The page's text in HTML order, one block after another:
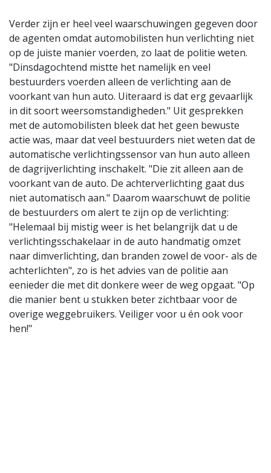
Verder zijn er heel veel waarschuwingen gegeven door
de agenten omdat automobilisten hun verlichting niet
op de juiste manier voerden, zo laat de politie weten.
"Dinsdagochtend mistte het namelijk en veel
bestuurders voerden alleen de verlichting aan de
voorkant van hun auto. Uiteraard is dat erg gevaarlijk
in dit soort weersomstandigheden." Uit gesprekken
met de automobilisten bleek dat het geen bewuste
actie was, maar dat veel bestuurders niet weten dat de
automatische verlichtingssensor van hun auto alleen
de dagrijverlichting inschakelt. "Die zit alleen aan de
voorkant van de auto. De achterverlichting gaat dus
niet automatisch aan." Daarom waarschuwt de politie
de bestuurders om alert te zijn op de verlichting:
"Helemaal bij mistig weer is het belangrijk dat u de
verlichtingsschakelaar in de auto handmatig omzet
naar dimverlichting, dan branden zowel de voor- als de
achterlichten", zo is het advies van de politie aan
eenieder die met dit donkere weer de weg opgaat. "Op
die manier bent u stukken beter zichtbaar voor de
overige weggebruikers. Veiliger voor u én ook voor
hen!"